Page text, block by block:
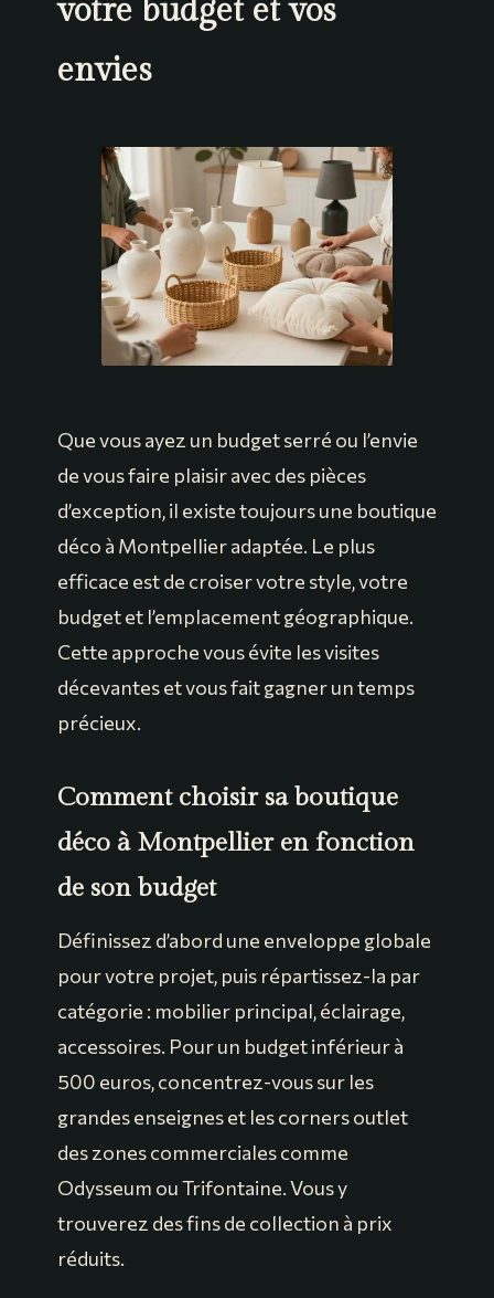
votre budget et vos
envies
Que vous ayez un budget serré ou l’envie
de vous faire plaisir avec des pièces
d’exception, il existe toujours une boutique
déco à Montpellier adaptée. Le plus
efficace est de croiser votre style, votre
budget et l’emplacement géographique.
Cette approche vous évite les visites
décevantes et vous fait gagner un temps
précieux.
Comment choisir sa boutique
déco à Montpellier en fonction
de son budget
Définissez d’abord une enveloppe globale
pour votre projet, puis répartissez-la par
catégorie : mobilier principal, éclairage,
accessoires. Pour un budget inférieur à
500 euros, concentrez-vous sur les
grandes enseignes et les corners outlet
des zones commerciales comme
Odysseum ou Trifontaine. Vous y
trouverez des fins de collection à prix
réduits.